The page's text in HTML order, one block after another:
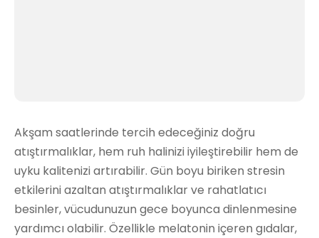
Akşam saatlerinde tercih edeceğiniz doğru
atıştırmalıklar, hem ruh halinizi iyileştirebilir hem de
uyku kalitenizi artırabilir. Gün boyu biriken stresin
etkilerini azaltan atıştırmalıklar ve rahatlatıcı
besinler, vücudunuzun gece boyunca dinlenmesine
yardımcı olabilir. Özellikle melatonin içeren gıdalar,